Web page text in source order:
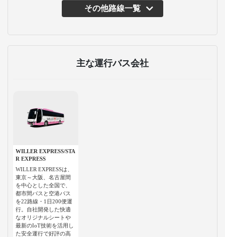
その他路線一覧
主な運行バス会社
WILLER EXPRESS/STA
R EXPRESS
WILLER EXPRESSは、
東京～大阪、名古屋間
を中心とした全国で、
都市間バスと空港バス
を22路線・1日200便運
行。自社開発した快適
なオリジナルシートや
最新のIoT技術を活用し
た安全運行で好評の高